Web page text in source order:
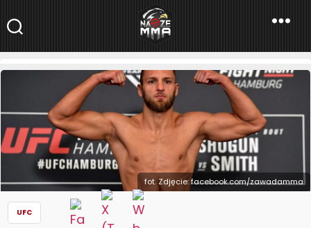
NaszeMMA
NaszeMMA.pl»Aktualności»Świat»UFC»UFC Moskwa: David
Zawada w końcu triumfuje! Poddał Nurmagomedova w
pierwszej rundzie
fot. Zdjęcie: facebook.com/zawadamma
UFC